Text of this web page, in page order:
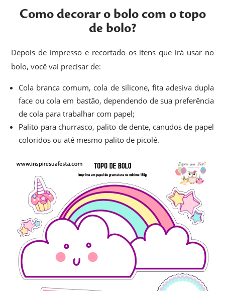
Como decorar o bolo com o topo
de bolo?
Depois de impresso e recortado os itens que irá usar no
bolo, você vai precisar de:
Cola branca comum, cola de silicone, fita adesiva dupla
face ou cola em bastão, dependendo de sua preferência
de cola para trabalhar com papel;
Palito para churrasco, palito de dente, canudos de papel
coloridos ou até mesmo palito de picolé.